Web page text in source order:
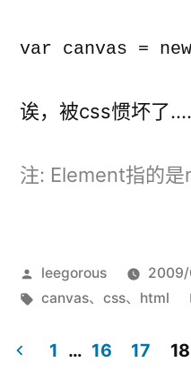
诶，被css惯坏了
注: Element指的
发
布
leegorous
标
canvas、 css、 html
1 … 16 17 18